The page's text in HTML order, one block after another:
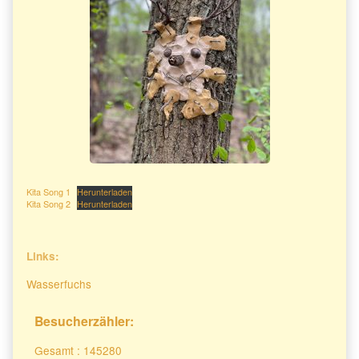
Kita Song 1
Herunterladen
Kita Song 2 Herunterladen
Secondary
Sidebar
Links:
Wasserfuchs
Besucherzähler:
Gesamt : 145280